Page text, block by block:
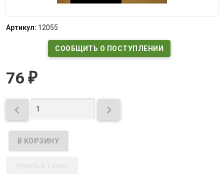
Артикул: 12055
СООБЩИТЬ О ПОСТУПЛЕНИИ
76 ₽
 